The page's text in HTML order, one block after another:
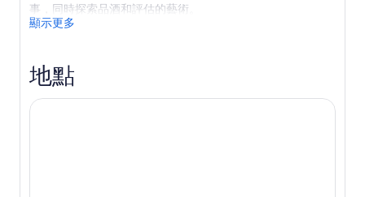
事，同時探索品酒和評估的藝術。
參加這個社交且受過教育的品酒活動，請加入一個小團體，
酒和獨特的風味，並了解有關葡萄酒、古希臘葡萄酒文化和
該國獨特品種的所有知識。
體驗位於雅典衛城正下方的獨特葡萄酒活動！參加虛擬遊
覽，探索阿提卡葡萄園、葡萄品種和希臘古老的釀酒工藝。
顯示更多
地點